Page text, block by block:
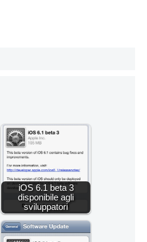
iOS 6.1 beta 3
disponibile agli
sviluppatori